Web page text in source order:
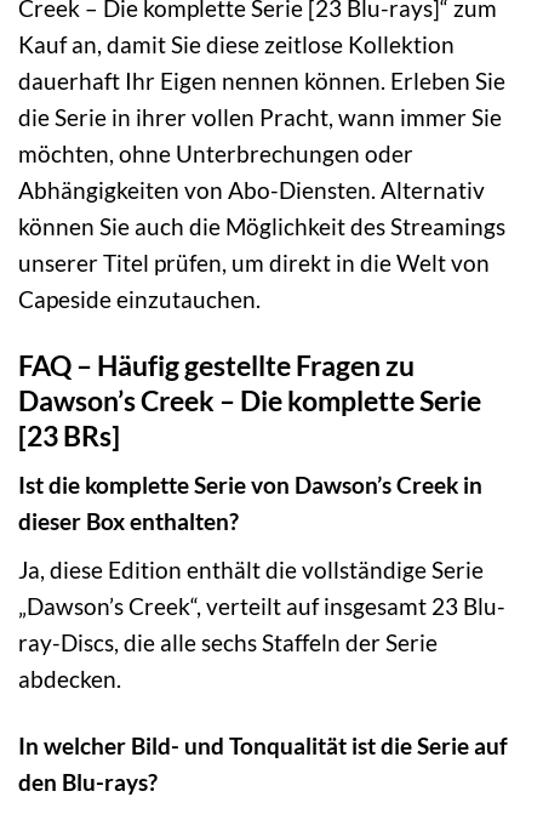
Creek – Die komplette Serie [23 Blu-rays]“ zum
Kauf an, damit Sie diese zeitlose Kollektion
dauerhaft Ihr Eigen nennen können. Erleben Sie
die Serie in ihrer vollen Pracht, wann immer Sie
möchten, ohne Unterbrechungen oder
Abhängigkeiten von Abo-Diensten. Alternativ
können Sie auch die Möglichkeit des Streamings
unserer Titel prüfen, um direkt in die Welt von
Capeside einzutauchen.
FAQ – Häufig gestellte Fragen zu
Dawson’s Creek – Die komplette Serie
[23 BRs]
Ist die komplette Serie von Dawson’s Creek in
dieser Box enthalten?
Ja, diese Edition enthält die vollständige Serie
„Dawson’s Creek“, verteilt auf insgesamt 23 Blu-
ray-Discs, die alle sechs Staffeln der Serie
abdecken.
In welcher Bild- und Tonqualität ist die Serie auf
den Blu-rays?